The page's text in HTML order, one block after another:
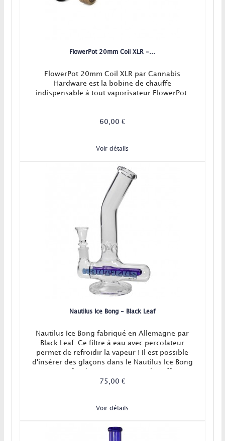
FlowerPot 20mm Coil XLR -...
FlowerPot 20mm Coil XLR par Cannabis
Hardware est la bobine de chauffe
indispensable à tout vaporisateur FlowerPot.
60,00 €
Voir détails
Nautilus Ice Bong - Black Leaf
Nautilus Ice Bong fabriqué en Allemagne par
Black Leaf. Ce filtre à eau avec percolateur
permet de refroidir la vapeur ! Il est possible
d'insérer des glaçons dans le Nautilus Ice Bong
75,00 €
Voir détails